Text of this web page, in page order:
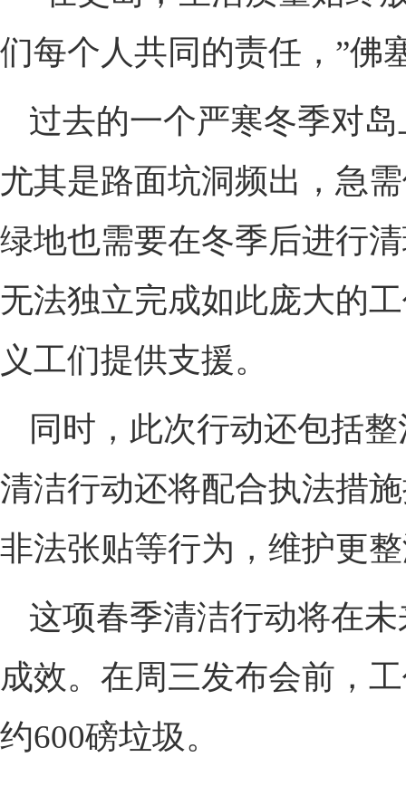
们每个人共同的责任，”佛
过去的一个严寒冬季对
尤其是路面坑洞频出，急
绿地也需要在冬季后进行
无法独立完成如此庞大的
义工们提供支援。
同时，此次行动还包括
清洁行动还将配合执法措
非法张贴等行为，维护更
这项春季清洁行动将在
成效。在周三发布会前，
约600磅垃圾。